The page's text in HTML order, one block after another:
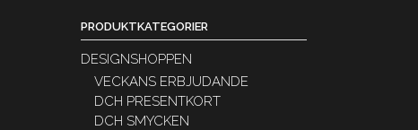
PRODUKTKATEGORIER
DESIGNSHOPPEN
VECKANS ERBJUDANDE
DCH PRESENTKORT
DCH SMYCKEN